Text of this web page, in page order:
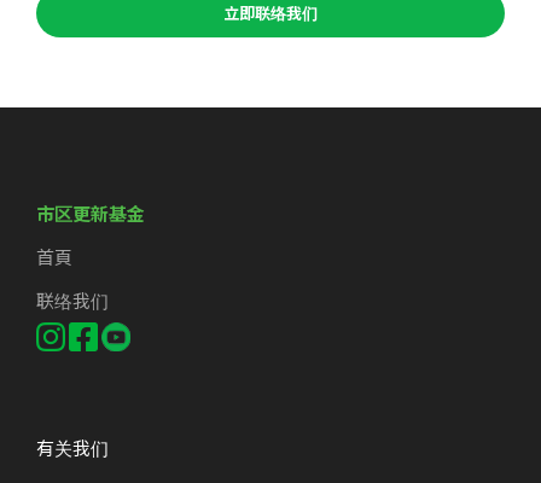
立即联络我们
市区更新基金
首頁
联络我们
有关我们